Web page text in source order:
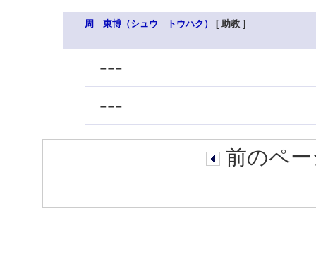
周 東博（シュウ トウハク） [ 助教 ]
---
---
前のペ